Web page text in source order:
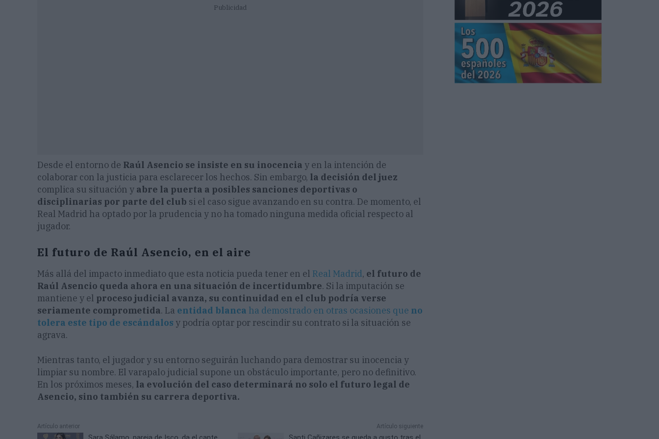
Publicidad
Desde el entorno de Raúl Asencio se insiste en su inocencia y en la intención de
colaborar con la justicia para esclarecer los hechos. Sin embargo, la decisión del juez
complica su situación y abre la puerta a posibles sanciones deportivas o
disciplinarias por parte del club si el caso sigue avanzando en su contra. De momento, el
Real Madrid ha optado por la prudencia y no ha tomado ninguna medida oficial respecto al
jugador.
El futuro de Raúl Asencio, en el aire
Más allá del impacto inmediato que esta noticia pueda tener en el Real Madrid, el futuro de
Raúl Asencio queda ahora en una situación de incertidumbre. Si la imputación se
mantiene y el proceso judicial avanza, su continuidad en el club podría verse
seriamente comprometida. La entidad blanca ha demostrado en otras ocasiones que no
tolera este tipo de escándalos y podría optar por rescindir su contrato si la situación se
agrava.
Mientras tanto, el jugador y su entorno seguirán luchando para demostrar su inocencia y
limpiar su nombre. El varapalo judicial supone un obstáculo importante, pero no definitivo.
En los próximos meses, la evolución del caso determinará no solo el futuro legal de
Asencio, sino también su carrera deportiva.
Artículo anterior Artículo siguiente